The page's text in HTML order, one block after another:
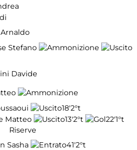
Stefano
Davide
18'2°t
Matteo
13'2°t 22'1°t
Riserve
Sasha
41'2°t